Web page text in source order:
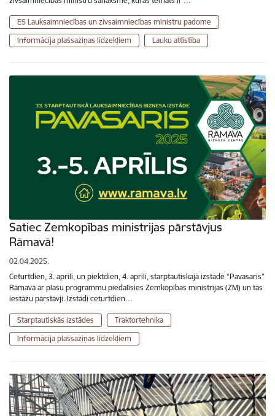
ES Lauksaimniecības un zivsaimniecības ministru padome
Informācija plašsaziņas līdzekļiem
Lauku attīstība
Satiec Zemkopības ministrijas pārstāvjus
Rāmavā!
02.04.2025.
Ceturtdien, 3. aprīlī, un piektdien, 4. aprīlī, starptautiskajā izstādē “Pavasaris”
Rāmavā ar plašu programmu piedalīsies Zemkopības ministrijas (ZM) un tās
iestāžu pārstāvji. Izstādi ceturtdien…
Starptautiskās izstādes
Traktortehnika
Informācija plašsaziņas līdzekļiem